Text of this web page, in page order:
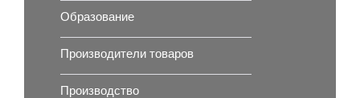
Образование
Производители товаров
Производство